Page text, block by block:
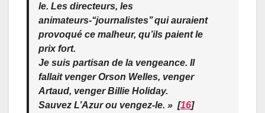
le. Les directeurs, les
animateurs-‘‘journalistes’’ qui auraient
provoqué ce malheur, qu’ils paient le
prix fort.
Je suis partisan de la vengeance. Il
fallait venger Orson Welles, venger
Artaud, venger Billie Holiday.
Sauvez L’Azur ou vengez-le. » [16]